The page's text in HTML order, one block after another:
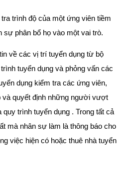
trình độ của một ứng viên tiềm
sự phân bổ họ vào một vai trò.
về các vị trí tuyển dụng từ bộ
tuyển dụng và phỏng vấn các
dụng kiểm tra các ứng viên,
và quyết định những người vượt
trình tuyển dụng . Trong tất cả
mà nhân sự làm là thông báo cho
việc hiện có hoặc thuê nhà tuyển